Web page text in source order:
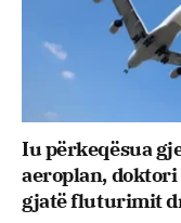
Iu përkeqësua
aeroplan,
gjatë fluturimit